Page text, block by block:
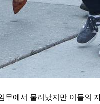
에서 물러났지만 이들의